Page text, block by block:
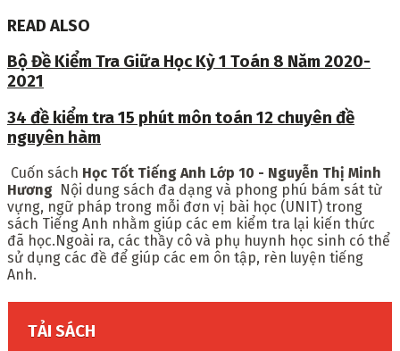
READ ALSO
Bộ Đề Kiểm Tra Giữa Học Kỳ 1 Toán 8 Năm 2020-
2021
34 đề kiểm tra 15 phút môn toán 12 chuyên đề
nguyên hàm
Cuốn sách Học Tốt Tiếng Anh Lớp 10 - Nguyễn Thị Minh
Hương Nội dung sách đa dạng và phong phú bám sát từ
vựng, ngữ pháp trong mỗi đơn vị bài học (UNIT) trong
sách Tiếng Anh nhằm giúp các em kiểm tra lại kiến thức
đã học.Ngoài ra, các thầy cô và phụ huynh học sinh có thể
sử dụng các đề để giúp các em ôn tập, rèn luyện tiếng
Anh.
TẢI SÁCH